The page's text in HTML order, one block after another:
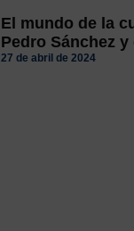
El mundo de la
Pedro Sánchez
27 de abril de 2024